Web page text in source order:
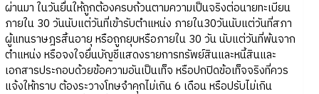
ผ่านมา ในวันยื่นให้ถูกต้องครบถ้วนตามความเป็นจริงต่อนายทะเบียน
ภายใน 30 วันนับแต่วันที่เข้ารับตำแหน่ง ภายใน30วันนับแต่วันที่สภา
ผู้แทนราษฎรสิ้นอายุ หรือถูกยุบหรือภายใน 30 วัน นับแต่วันที่พ้นจาก
ตำแหน่ง หรือจงใจยื่นบัญชีแสดงรายการทรัพย์สินและหนี้สินและ
เอกสารประกอบด้วยข้อความอันเป็นเท็จ หรือปกปิดข้อเท็จจริงที่ควร
แจ้งให้ทราบ ต้องระวางโทษจำคุกไม่เกิน 6 เดือน หรือปรับไม่เกิน